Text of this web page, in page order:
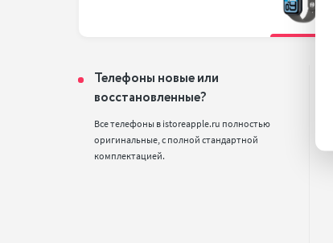
Телефоны новые или
восстановленные?
Все телефоны в istoreapple.ru полностью
оригинальные, с полной стандартной
комплектацией.